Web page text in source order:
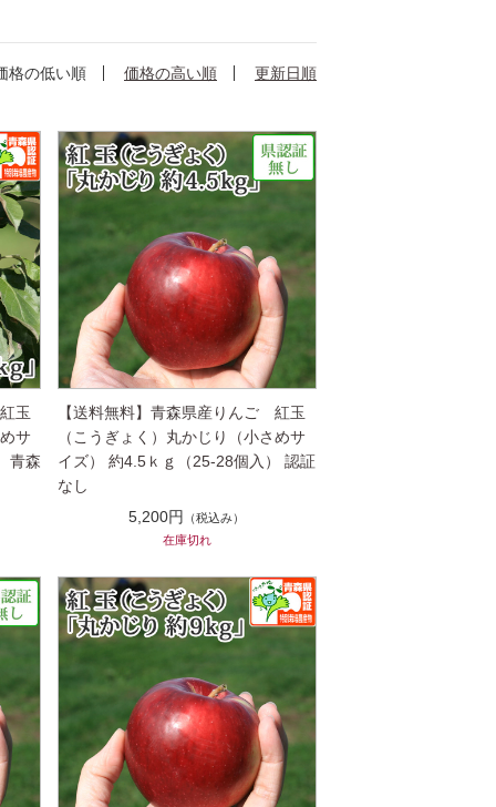
格の低い順 価格の高い順 更新日順
玉
サ
青森
【送料無料】青森県産りんご 紅玉
（こうぎょく）丸かじり（小さめサ
イズ） 約4.5ｋｇ（25-28個入） 認証
なし
5,200円
（税込み）
在庫切れ